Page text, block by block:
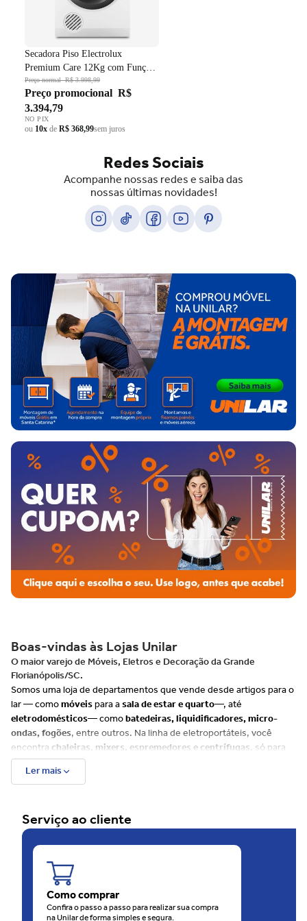
Secadora Piso Electrolux
Premium Care 12Kg com Função
AutoSense SFP12 Branco 220V
Preço normalR$ 3.998,99
Preço promocional R$
3.394,79
NO PIX
ou 10x de R$ 368,99sem juros
Redes Sociais
Acompanhe nossas redes e saiba das
nossas últimas novidades!
Boas-vindas às Lojas Unilar
O maior varejo de Móveis, Eletros e Decoração da Grande
Florianópolis/SC.
Somos uma loja de departamentos que vende desde artigos para o
lar — comomóveispara asala de estar e quarto—, até
eletrodomésticos— comobatedeiras, liquidificadores, micro-
ondas, fogões, entre outros. Na linha de eletroportáteis, você
encontrachaleiras, mixers, espremedores e centrífugas , só para
citar alguns exemplos.
Além disso, há muitos itens para
uma ampla variedade de produtos de cuidados com
balanças. Já para o seubebê, disponibilizamos uma linha
completaque envolve, entre outros produtos,bebês conforto e
carrinhos.
Além do site, as Lojas Unilar têm 4 unidades físicas na
Florianópolis, sendo uma rede em franca expansão. São
de consideração e carinho com o consumidor.
O motivo disso é que as Lojas Unilar oferecem sempre muitas
Ler mais
Serviço ao cliente
Como comprar
Confira o passo a passo para realizar sua compra
na Unilar de forma simples e segura.